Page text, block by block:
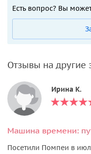
Есть вопрос? Вы
Отзывы на другие
Ирина К.
Машина времени:
Посетили Помпеи в